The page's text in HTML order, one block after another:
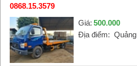
0868.15.3579
Giá: 500.000
Địa điểm: